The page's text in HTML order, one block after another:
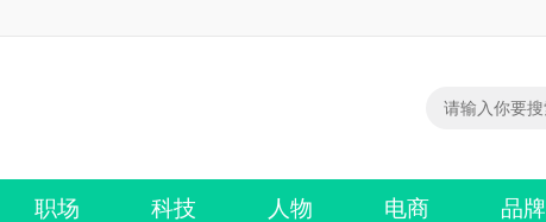
职场 科技 人物 电商 品牌